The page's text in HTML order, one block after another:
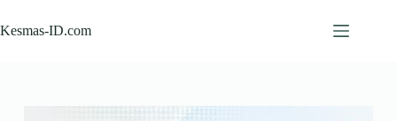
to
content
Kesmas-ID.com